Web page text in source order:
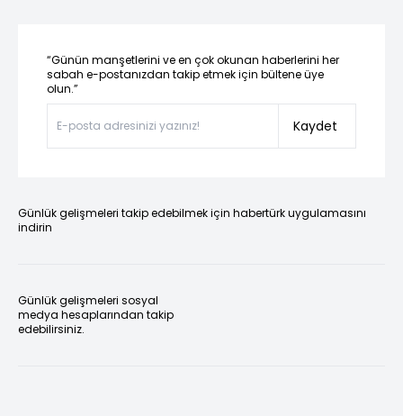
“Günün manşetlerini ve en çok okunan haberlerini her
sabah e-postanızdan takip etmek için bültene üye
olun.”
Kaydet
Günlük gelişmeleri takip edebilmek için habertürk uygulamasını
indirin
Günlük gelişmeleri sosyal
medya hesaplarından takip
edebilirsiniz.